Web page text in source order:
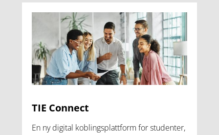
TIE Connect
En ny digital koblingsplattform for studenter,